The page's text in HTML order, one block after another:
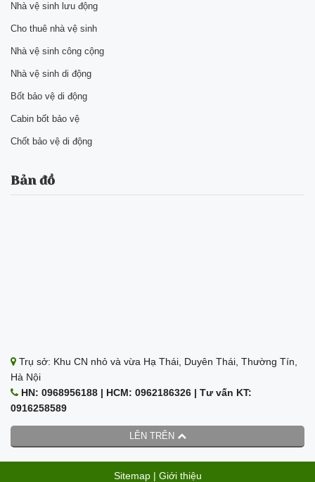
LÊN TRÊN
Nhà vệ sinh lưu động
Cho thuê nhà vệ sinh
Nhà vệ sinh công cộng
Nhà vệ sinh di động
Bốt bảo vệ di động
Cabin bốt bảo vệ
Chốt bảo vệ di động
Bản đồ
Trụ sở: Khu CN nhỏ và vừa Hạ Thái, Duyên Thái, Thường Tín,
Hà Nội
HN: 0968956188 | HCM: 0962186326 | Tư vấn KT:
0916258589
Sitemap| Giới thiệu